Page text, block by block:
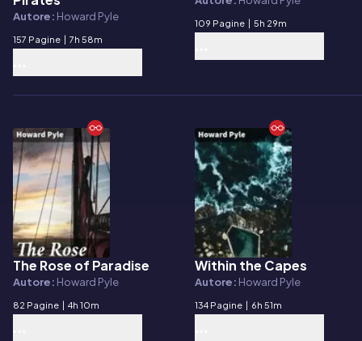
Autore: Howard Pyle
157 Pagine | 7h 58m
109 Pagine | 5h 29m
E-book
The Rose of Paradise
Autore: Howard Pyle
82 Pagine | 4h 10m
E-book
Within the Capes
Autore: Howard Pyle
134 Pagine | 6h 51m